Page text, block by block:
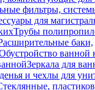
фильтры,
для
Трубы
баки,
ванной
Зеркала для
и чехлы для